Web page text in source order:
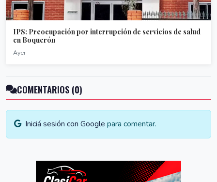
IPS: Preocupación por interrupción de servicios de salud
en Boquerón
Ayer
COMENTARIOS (0)
Iniciá sesión con Google para comentar.